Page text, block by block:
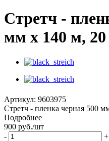
Стретч -
мм х 140 м,
Артикул: 9603975
Стретч - пленка черная 500
Подробнее
900 руб./шт
-
+